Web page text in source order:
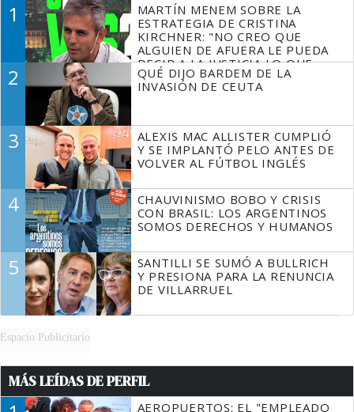
1
MARTÍN MENEM SOBRE LA
ESTRATEGIA DE CRISTINA
KIRCHNER: "NO CREO QUE
ALGUIEN DE AFUERA LE PUEDA
DECIR A LA JUSTICIA LO QUE
TIENE QUE HACER"
2
QUÉ DIJO BARDEM DE LA
INVASIÓN DE CEUTA
3
ALEXIS MAC ALLISTER CUMPLIÓ
Y SE IMPLANTÓ PELO ANTES DE
VOLVER AL FÚTBOL INGLÉS
4
CHAUVINISMO BOBO Y CRISIS
CON BRASIL: LOS ARGENTINOS
SOMOS DERECHOS Y HUMANOS
5
SANTILLI SE SUMÓ A BULLRICH
Y PRESIONA PARA LA RENUNCIA
DE VILLARRUEL
Espacio Publicitario
MÁS LEÍDAS DE PERFIL
AEROPUERTOS: EL "EMPLEADO